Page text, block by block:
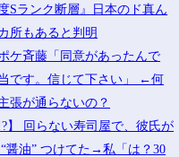
Sランク断層』日本のド真ん
所もあると判明
ケ斉藤「同意があったんで
です。信じて下さい」 ←何
張が通らないの？
!?】 回らない寿司屋で、彼氏が
醤油” つけてた→私「は？30